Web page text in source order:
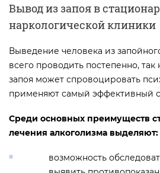
Вывод из запоя в
наркологической клиники
Выведение человека из
всего проводить постепенно,
запоя может спровоцировать
применяют самый эффективный
Среди основных преимуществ
лечения алкоголизма выделяют:
возможность